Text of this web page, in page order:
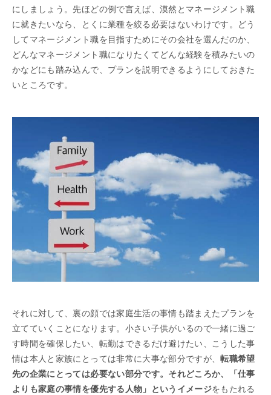
にしましょう。先ほどの例で言えば、漠然とマネージメント職
に就きたいなら、とくに業種を絞る必要はないわけです。どう
してマネージメント職を目指すためにその会社を選んだのか、
どんなマネージメント職になりたくてどんな経験を積みたいの
かなどにも踏み込んで、プランを説明できるようにしておきた
いところです。
それに対して、裏の顔では家庭生活の事情も踏まえたプランを
立てていくことになります。小さい子供がいるので一緒に過ご
す時間を確保したい、転勤はできるだけ避けたい、こうした事
情は本人と家族にとっては非常に大事な部分ですが、転職希望
先の企業にとっては必要ない部分です。それどころか、「仕事
よりも家庭の事情を優先する人物」というイメージをもたれる